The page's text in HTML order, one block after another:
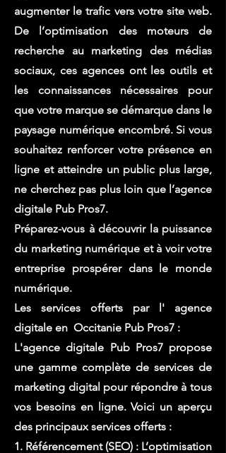
augmenter le trafic vers votre site web.
De l’optimisation des moteurs de
recherche au marketing des médias
sociaux, ces agences ont les outils et
les connaissances nécessaires pour
que votre marque se démarque dans le
paysage numérique encombré. Si vous
souhaitez renforcer votre présence en
ligne et atteindre un public plus large,
ne cherchez pas plus loin que l’agence
digitale Pub Pros7.
Préparez-vous à découvrir la puissance
du marketing numérique et à voir votre
entreprise prospérer dans le monde
numérique.
Les services offerts par l' agence
digitale en Occitanie Pub Pros7 :
L'agence digitale Pub Pros7 propose
une gamme complète de services de
marketing digital pour répondre à tous
vos besoins en ligne. Voici un aperçu
des principaux services offerts :
1. Référencement (SEO) : L’optimisation